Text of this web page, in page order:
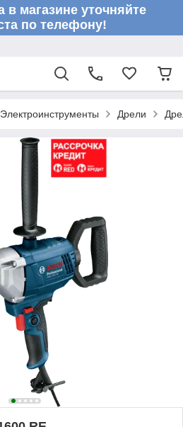
в магазине уточняйте
по телефону!
Электроинструменты Дрели